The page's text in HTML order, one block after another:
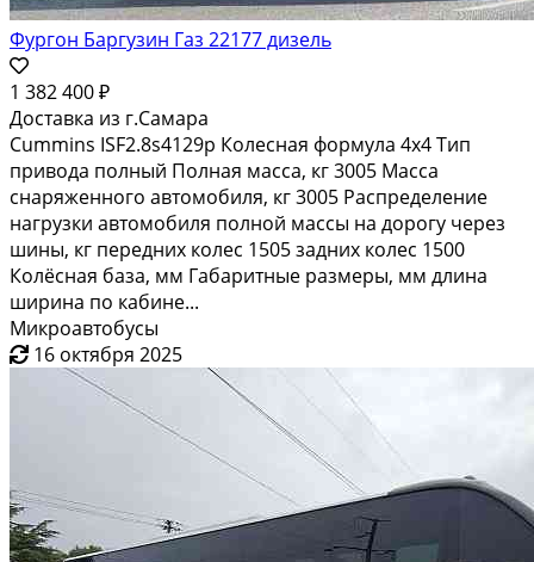
Фургон Баргузин Газ 22177 дизель
1 382 400 ₽
Доставка из г.Самара
Cummins ISF2.8s4129p Колесная формула 4x4 Тип
привода полный Полная масса, кг 3005 Масса
снаряженного автомобиля, кг 3005 Распределение
нагрузки автомобиля полной массы на дорогу через
шины, кг передних колес 1505 задних колес 1500
Колёсная база, мм Габаритные размеры, мм длина
ширина по кабине...
Микроавтобусы
16 октября 2025